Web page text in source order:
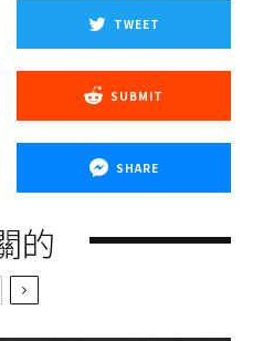
TWEET
SUBMIT
SHARE
的